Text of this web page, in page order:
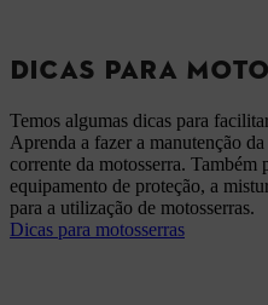
DICAS PARA
Temos algumas dicas para
Aprenda a fazer a manutenção
corrente da motosserra. Também
equipamento de proteção, a
para a utilização de motosserras.
Dicas para motosserras